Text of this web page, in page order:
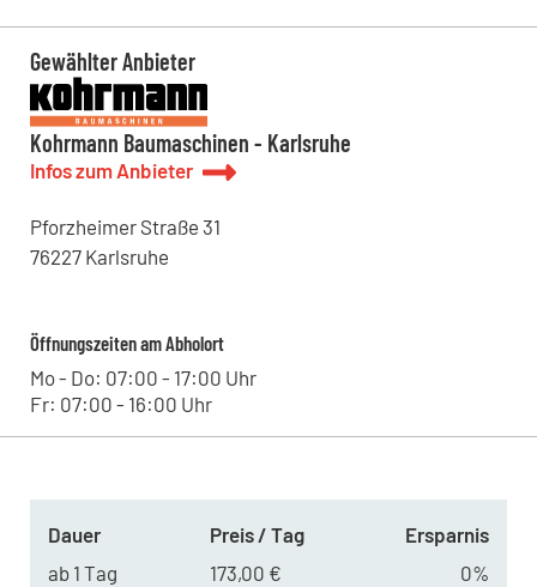
Kohrmann Baumaschinen - Bitterfeld
Leipziger Straße 11, 06749 - Bitterfeld-Wolfen , DE
Kohrmann Baumaschinen - Halle
Lieskauer Straße 4, 06120 - Halle (Saale) , DE
Kohrmann Baumaschinen - Leipzig
Westringstraße 101, 04435 - Schkeuditz , DE
Gewählter Anbieter
Kohrmann Baumaschinen - Karlsruhe
Infos zum Anbieter
Pforzheimer Straße 31
76227 Karlsruhe
Öffnungszeiten am Abholort
Mo - Do: 07:00 - 17:00 Uhr
Fr: 07:00 - 16:00 Uhr
Dauer Preis / Tag
Ersparnis
ab 1 Tag
173,00 €
0%